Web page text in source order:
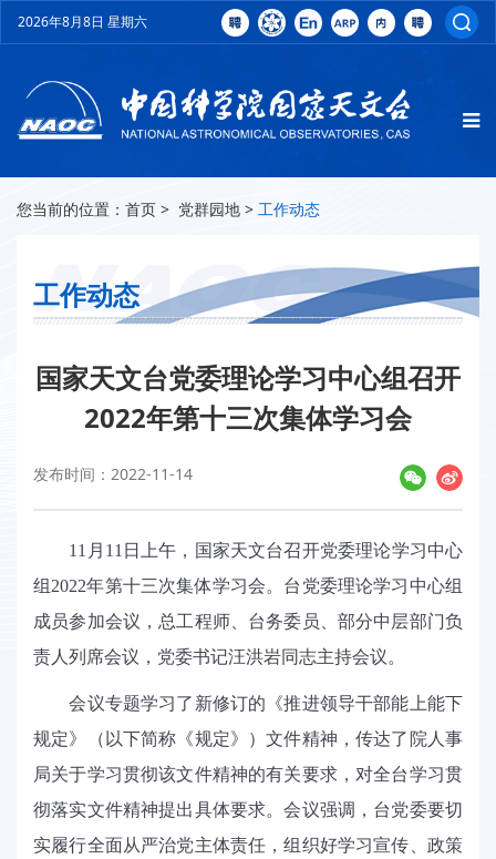
2026年8月8日 星期六
您当前的位置： 首页 > 党群园地 > 工作动态
工作动态
国家天文台党委理论学习中心组召开
2022年第十三次集体学习会
发布时间：2022-11-14
11 月 11 日上午，国家天文台召开党委理论学习中心
组 2022年第十三次集体学习会。台党委理论学习中心组
成员参加会议，总工程师、台务委员、部分中层部门负
责人列席会议，党委书记汪洪岩同志主持会议。
会议专题学习了新修订的《推进领导干部能上能下
规定》（以下简称《规定》）文件精神，传达了院人事
局关于学习贯彻该文件精神的有关要求，对全台学习贯
彻落实文件精神提出具体要求。会议强调，台党委要切
实履行全面从严治党主体责任，组织好学习宣传、政策